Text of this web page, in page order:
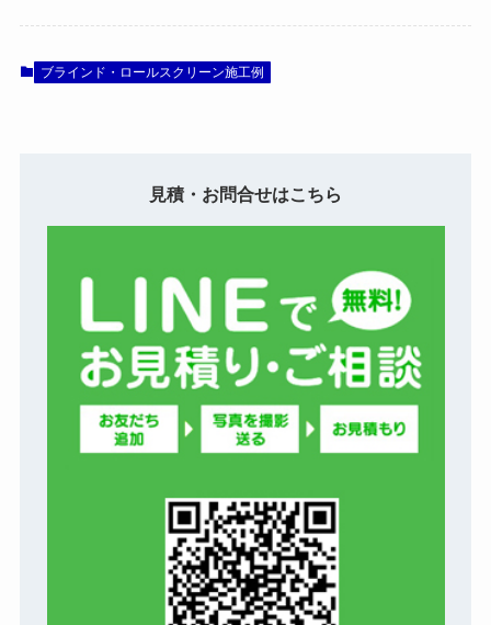
ブラインド・ロールスクリーン施工例
見積・お問合せはこちら